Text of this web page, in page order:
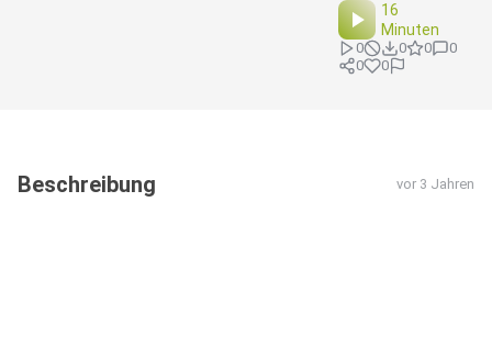
16
Minuten
0 0 0
0
0
0
Beschreibung vor 3 Jahren